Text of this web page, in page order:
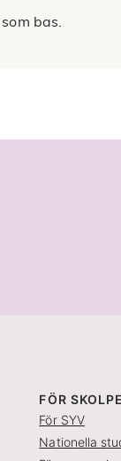
bas.
FÖR
För SYV
Nationella